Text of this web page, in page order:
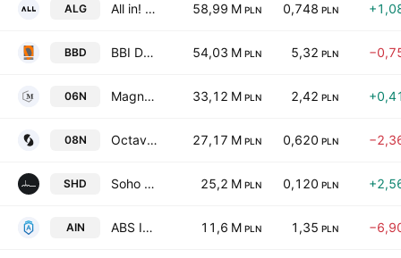
ALG All in! Games SA 58,99 M PLN 0,748 PLN
BBD BBI Development SA 54,03 M PLN 5,32 PLN
06N Magna Polonia S.A. 33,12 M PLN 2,42 PLN
08N Octava SA 27,17 M PLN 0,620 PLN
SHD Soho Development SA 25,2 M PLN 0,120 PLN
AIN ABS Investment Alternatywna Spolka Inwestycyjna Spolka Akcyjna 11,6 M PLN 1,35 PLN